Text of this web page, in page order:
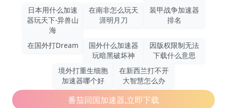
番茄回国加速器,立即下载
日本用什么加速
器玩天下-异兽山
海
在南非怎么玩天
涯明月刀
装甲战争加速器
排名
在国外打Dream
国外什么加速器
玩暗黑破坏神
因版权限制无法
下载什么意思
境外打重生细胞
加速器哪个好
在新西兰打不开
大智慧怎么办